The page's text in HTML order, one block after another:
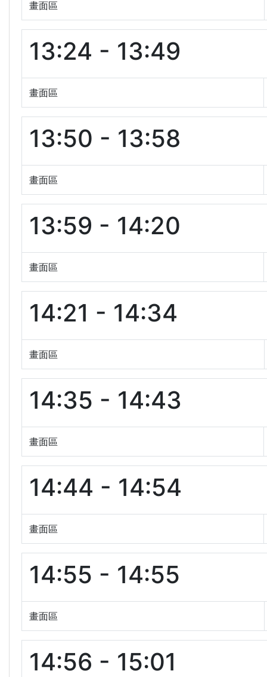
畫面區
13:24 - 13:49
畫面區
13:50 - 13:58
畫面區
13:59 - 14:20
畫面區
14:21 - 14:34
畫面區
14:35 - 14:43
畫面區
14:44 - 14:54
畫面區
14:55 - 14:55
畫面區
14:56 - 15:01